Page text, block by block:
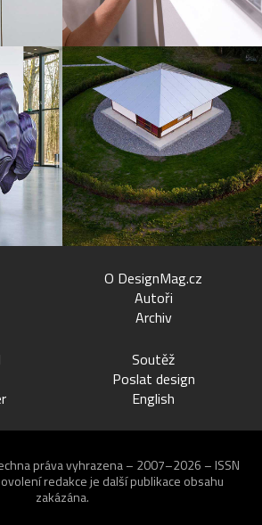
O DesignMag.cz
Autoři
Archiv
Soutěž
Poslat design
English
práva vyhrazena – 2007–2026 – ISSN
redakce je další publikace obsahu
zakázána.